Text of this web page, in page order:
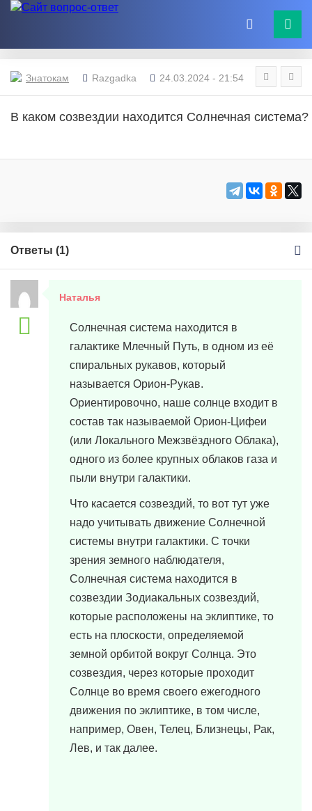
Знатокам Razgadka 24.03.2024 - 21:54
В каком созвездии находится Солнечная система?
Ответы (1)
Наталья
Солнечная система находится в
галактике Млечный Путь, в одном из её
спиральных рукавов, который
называется Орион-Рукав.
Ориентировочно, наше солнце входит в
состав так называемой Орион-Цифеи
(или Локального Межзвёздного Облака),
одного из более крупных облаков газа и
пыли внутри галактики.
Что касается созвездий, то вот тут уже
надо учитывать движение Солнечной
системы внутри галактики. С точки
зрения земного наблюдателя,
Солнечная система находится в
созвездии Зодиакальных созвездий,
которые расположены на эклиптике, то
есть на плоскости, определяемой
земной орбитой вокруг Солнца. Это
созвездия, через которые проходит
Солнце во время своего ежегодного
движения по эклиптике, в том числе,
например, Овен, Телец, Близнецы, Рак,
Лев, и так далее.